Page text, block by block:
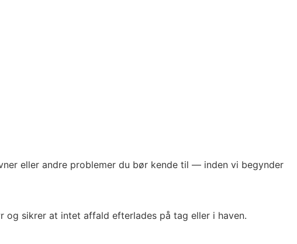
eller andre problemer du bør kende til — inden vi begynder
og sikrer at intet affald efterlades på tag eller i haven.